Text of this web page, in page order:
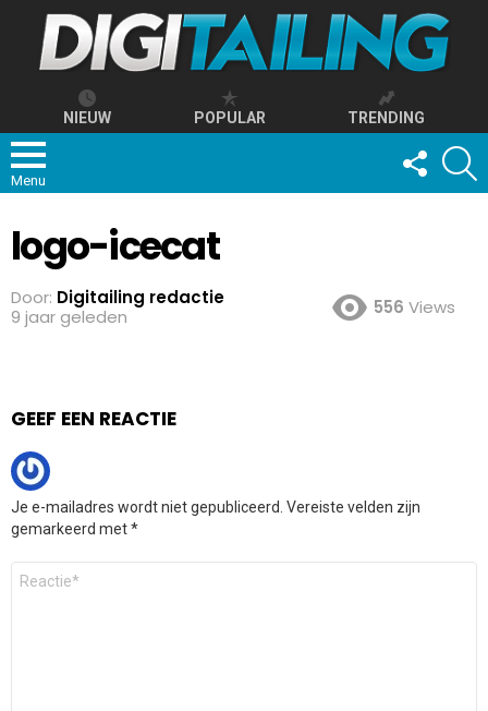
NIEUW POPULAR TRENDING
Menu
FOLLOW
US
logo-icecat
Door: Digitailing redactie
9 jaar geleden
556 Views
GEEF EEN REACTIE
Je e-mailadres wordt niet gepubliceerd. Vereiste velden zijn
gemarkeerd met*
Reactie